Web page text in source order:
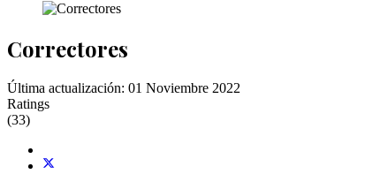
Correctores
Última actualización: 01 Noviembre 2022
Ratings
(33)